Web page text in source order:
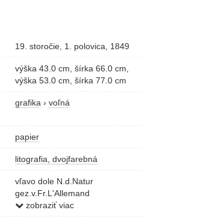
19. storočie, 1. polovica, 1849
výška 43.0 cm, šírka 66.0 cm,
výška 53.0 cm, šírka 77.0 cm
grafika › voľná
papier
litografia, dvojfarebná
vľavo dole N.d.Natur
gez.v.Fr.L'Allemand
vpravo dole Lith.v.J.Lanzedelli
zobraziť viac